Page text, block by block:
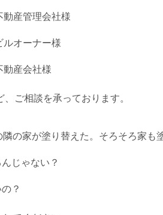
動産管理会社様
ルオーナー様
動産会社様
、ご相談を承っております。
の家が塗り替えた。そろそろ家も
じゃない？
？